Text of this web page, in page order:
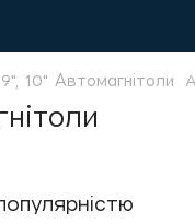
10" Автомагнітоли